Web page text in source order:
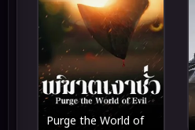
Purge the World of